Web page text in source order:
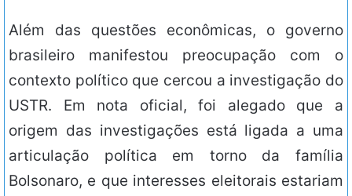
Além das questões econômicas, o governo
brasileiro manifestou preocupação com o
contexto político que cercou a investigação do
USTR. Em nota oficial, foi alegado que a
origem das investigações está ligada a uma
articulação política em torno da família
Bolsonaro, e que interesses eleitorais estariam